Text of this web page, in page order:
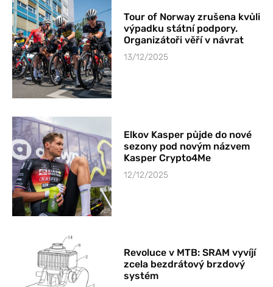
Tour of Norway zrušena kvůli
výpadku státní podpory.
Organizátoři věří v návrat
13/12/2025
Elkov Kasper půjde do nové
sezony pod novým názvem
Kasper Crypto4Me
12/12/2025
Revoluce v MTB: SRAM vyvíjí
zcela bezdrátový brzdový
systém